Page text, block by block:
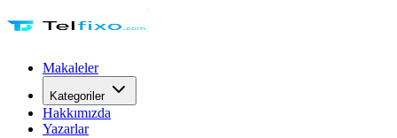
Makaleler
Kategoriler
Hakkımızda
Yazarlar